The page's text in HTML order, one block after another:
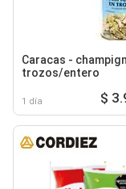
Caracas -
trozos/entero
1 día $